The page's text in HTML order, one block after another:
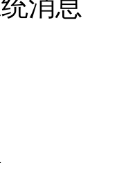
消息